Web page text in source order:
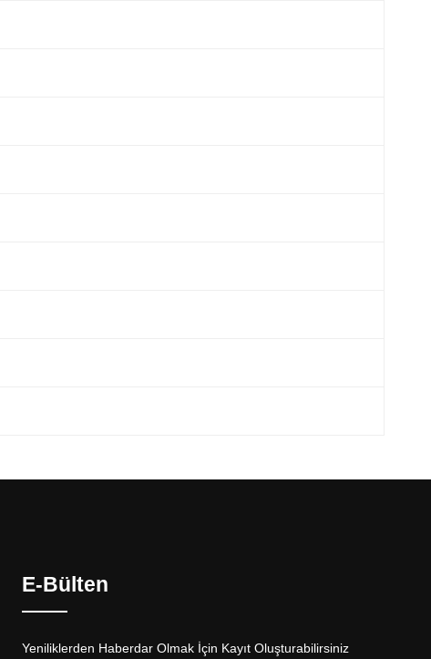
E-Bülten
Yeniliklerden Haberdar Olmak İçin Kayıt Oluşturabilirsiniz